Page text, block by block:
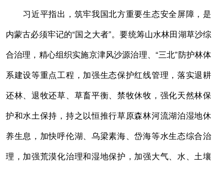
习近平指出，筑牢我国北方重要生态安全屏障，是
内蒙古必须牢记的“国之大者”。要统筹山水林田湖草沙综
合治理，精心组织实施京津风沙源治理、“三北”防护林体
系建设等重点工程，加强生态保护红线管理，落实退耕
还林、退牧还草、草畜平衡、禁牧休牧，强化天然林保
护和水土保持，持之以恒推行草原森林河流湖泊湿地休
养生息，加快呼伦湖、乌梁素海、岱海等水生态综合治
理，加强荒漠化治理和湿地保护，加强大气、水、土壤